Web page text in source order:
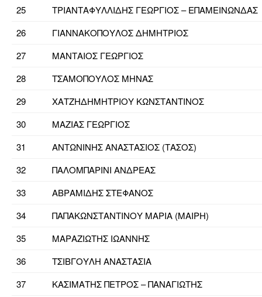
25
ΤΡΙΑΝΤΑΦΥΛΛΙΔΗΣ ΓΕΩΡΓΙΟΣ – ΕΠΑΜΕΙΝΩΝΔΑΣ
26
ΓΙΑΝΝΑΚΟΠΟΥΛΟΣ ΔΗΜΗΤΡΙΟΣ
27
ΜΑΝΤΑΙΟΣ ΓΕΩΡΓΙΟΣ
28
ΤΣΑΜΟΠΟΥΛΟΣ ΜΗΝΑΣ
29
ΧΑΤΖΗΔΗΜΗΤΡΙΟΥ ΚΩΝΣΤΑΝΤΙΝΟΣ
30
ΜΑΖΙΑΣ ΓΕΩΡΓΙΟΣ
31
ΑΝΤΩΝΙΝΗΣ ΑΝΑΣΤΑΣΙΟΣ (ΤΑΣΟΣ)
32
ΠΑΛΟΜΠΑΡΙΝΙ ΑΝΔΡΕΑΣ
33
ΑΒΡΑΜΙΔΗΣ ΣΤΕΦΑΝΟΣ
34
ΠΑΠΑΚΩΝΣΤΑΝΤΙΝΟΥ ΜΑΡΙΑ (ΜΑΙΡΗ)
35
ΜΑΡΑΖΙΩΤΗΣ ΙΩΑΝΝΗΣ
36
ΤΣΙΒΓΟΥΛΗ ΑΝΑΣΤΑΣΙΑ
37
ΚΑΣΙΜΑΤΗΣ ΠΕΤΡΟΣ – ΠΑΝΑΓΙΩΤΗΣ